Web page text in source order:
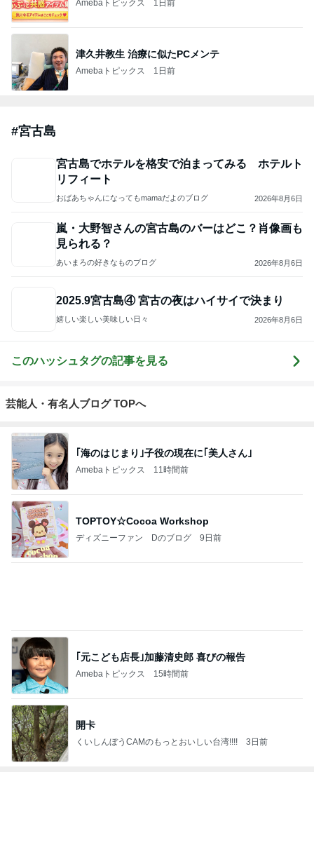
Amebaトピックス 1日前
津久井教生 治療に似たPCメンテ
Amebaトピックス 1日前
#宮古島
宮古島でホテルを格安で泊まってみる ホテルト
リフィート
おばあちゃんになってもmamaだよのブログ 2026年8月6日
嵐・大野智さんの宮古島のバーはどこ？肖像画も
見られる？
あいまろの好きなものブログ 2026年8月6日
2025.9宮古島④ 宮古の夜はハイサイで決まり
嬉しい楽しい美味しい日々 2026年8月6日
このハッシュタグの記事を見る
芸能人・有名人ブログ TOPへ
｢海のはじまり｣子役の現在に｢美人さん｣
Amebaトピックス 11時間前
TOPTOY☆Cocoa Workshop
ディズニーファン Dのブログ 9日前
｢元こども店長｣加藤清史郎 喜びの報告
Amebaトピックス 15時間前
開卡
くいしんぼうCAMのもっとおいしい台湾!!!! 3日前